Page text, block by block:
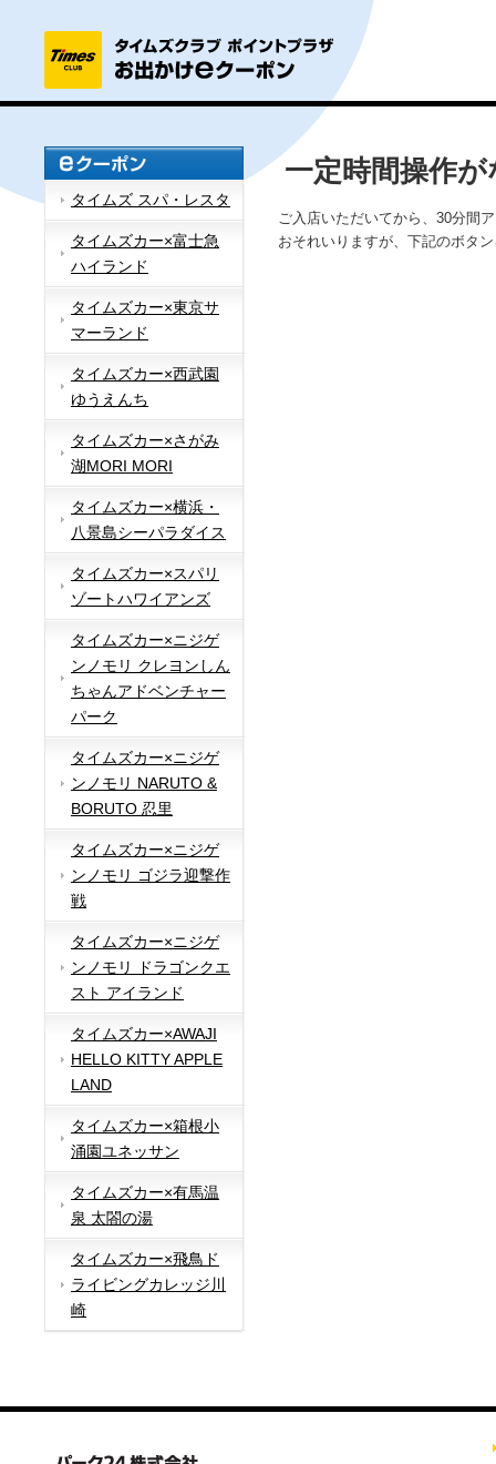
タイムズ スパ・レスタ
タイムズカー×富士急
ハイランド
タイムズカー×東京サ
マーランド
タイムズカー×西武園
ゆうえんち
タイムズカー×さがみ
湖MORI MORI
タイムズカー×横浜・
八景島シーパラダイス
タイムズカー×スパリ
ゾートハワイアンズ
タイムズカー×ニジゲ
ンノモリ クレヨンしん
ちゃんアドベンチャー
パーク
タイムズカー×ニジゲ
ンノモリ NARUTO &
BORUTO 忍里
タイムズカー×ニジゲ
ンノモリ ゴジラ迎撃作
戦
タイムズカー×ニジゲ
ンノモリ ドラゴンクエ
スト アイランド
タイムズカー×AWAJI
HELLO KITTY APPLE
LAND
タイムズカー×箱根小
涌園ユネッサン
タイムズカー×有馬温
泉 太閤の湯
タイムズカー×飛鳥ド
ライビングカレッジ川
崎
一定時間操作
ご入店いただいてから、30分間
おそれいりますが、下記のボタ